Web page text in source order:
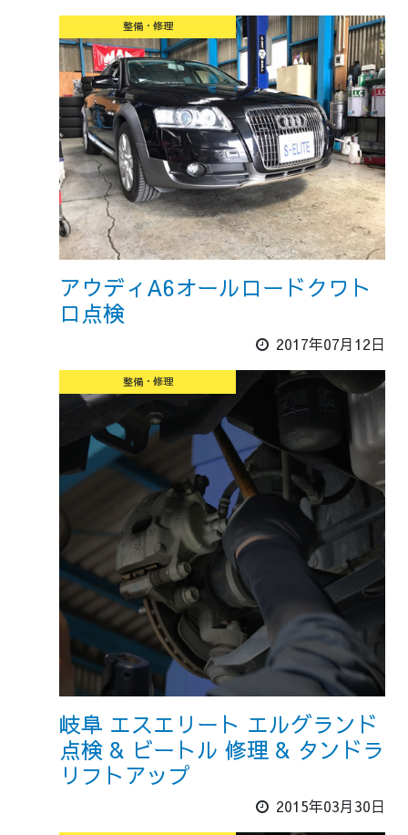
整備・修理
アウディA6オールロードクワト
ロ点検
2017年07月12日
整備・修理
岐阜 エスエリート エルグランド
点検 & ビートル 修理 & タンドラ
リフトアップ
2015年03月30日